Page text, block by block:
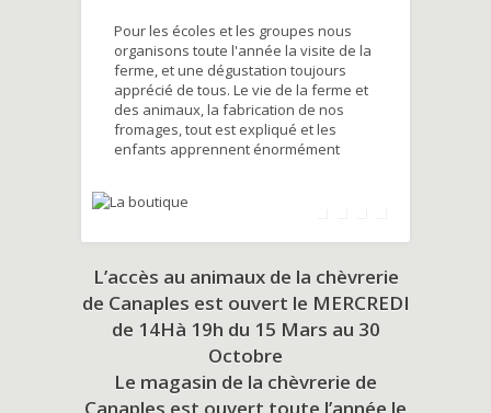
Pour les écoles et les groupes nous
organisons toute l'année la visite de la
ferme, et une dégustation toujours
apprécié de tous. Le vie de la ferme et
des animaux, la fabrication de nos
fromages, tout est expliqué et les
enfants apprennent énormément
L’accès au animaux de la chèvrerie
de Canaples est ouvert le MERCREDI
de 14Hà 19h du 15 Mars au 30
Octobre
Le magasin de la chèvrerie de